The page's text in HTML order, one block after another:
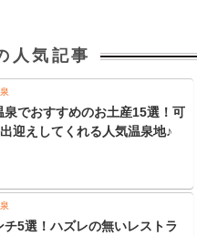
人気記事
泉でおすすめのお土産15選！可
迎えしてくれる人気温泉地♪
5選！ハズレの無いレストラ